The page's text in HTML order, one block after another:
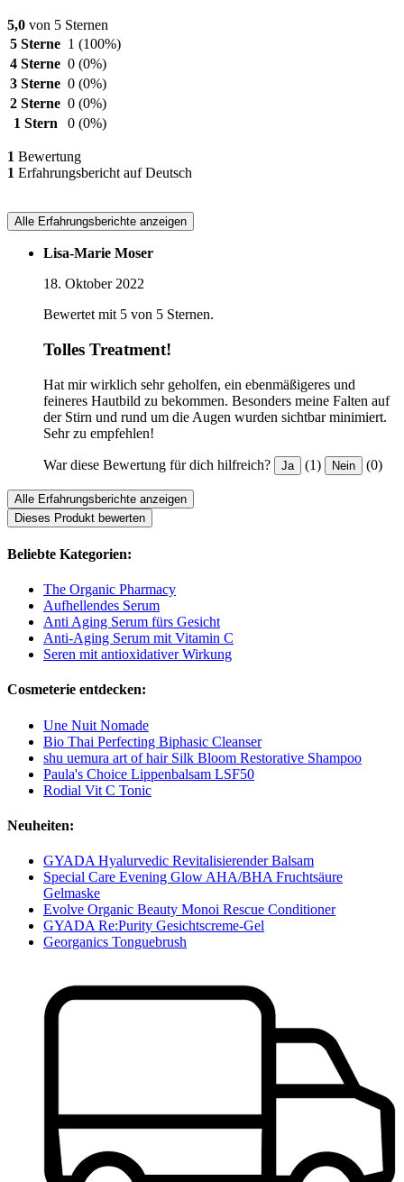
5,0 von 5 Sternen
5 Sterne 1 (100%)
4 Sterne 0 (0%)
3 Sterne 0 (0%)
2 Sterne 0 (0%)
1 Stern
0 (0%)
1 Bewertung
1 Erfahrungsbericht auf Deutsch
Alle Erfahrungsberichte anzeigen
Lisa-Marie Moser
18. Oktober 2022
Bewertet mit 5 von 5 Sternen.
Tolles Treatment!
Hat mir wirklich sehr geholfen, ein ebenmäßigeres und
feineres Hautbild zu bekommen. Besonders meine Falten auf
der Stirn und rund um die Augen wurden sichtbar minimiert.
Sehr zu empfehlen!
War diese Bewertung für dich hilfreich? Ja (1) Nein (0)
Alle Erfahrungsberichte anzeigen
Dieses Produkt bewerten
Beliebte Kategorien:
The Organic Pharmacy
Aufhellendes Serum
Anti Aging Serum fürs Gesicht
Anti-Aging Serum mit Vitamin C
Seren mit antioxidativer Wirkung
Cosmeterie entdecken:
Une Nuit Nomade
Bio Thai Perfecting Biphasic Cleanser
shu uemura art of hair Silk Bloom Restorative Shampoo
Paula's Choice Lippenbalsam LSF50
Rodial Vit C Tonic
Neuheiten:
GYADA Hyalurvedic Revitalisierender Balsam
Special Care Evening Glow AHA/BHA Fruchtsäure
Gelmaske
Evolve Organic Beauty Monoi Rescue Conditioner
GYADA Re:Purity Gesichtscreme-Gel
Georganics Tonguebrush